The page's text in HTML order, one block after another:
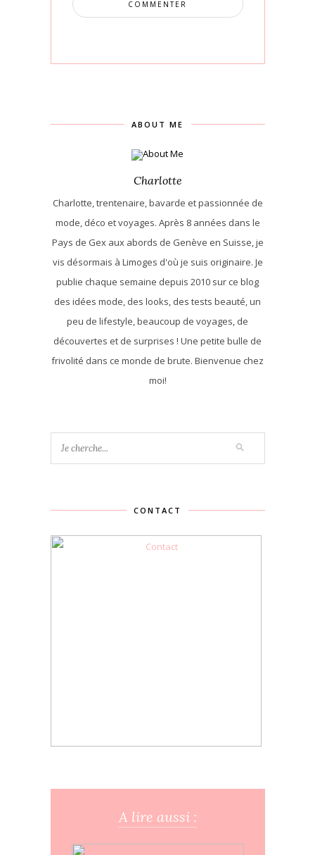
ABOUT ME
Charlotte
Charlotte, trentenaire, bavarde et passionnée de
mode, déco et voyages. Après 8 années dans le
Pays de Gex aux abords de Genève en Suisse, je
vis désormais à Limoges d'où je suis originaire. Je
publie chaque semaine depuis 2010 sur ce blog
des idées mode, des looks, des tests beauté, un
peu de lifestyle, beaucoup de voyages, de
découvertes et de surprises ! Une petite bulle de
frivolité dans ce monde de brute. Bienvenue chez
moi!
CONTACT
A lire aussi :